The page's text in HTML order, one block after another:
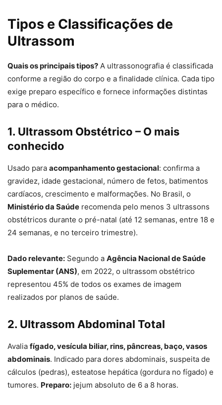
Tipos e Classificações de
Ultrassom
Quais os principais tipos? A ultrassonografia é classificada
conforme a região do corpo e a finalidade clínica. Cada tipo
exige preparo específico e fornece informações distintas
para o médico.
1. Ultrassom Obstétrico – O mais
conhecido
Usado para acompanhamento gestacional: confirma a
gravidez, idade gestacional, número de fetos, batimentos
cardíacos, crescimento e malformações. No Brasil, o
Ministério da Saúde recomenda pelo menos 3 ultrassons
obstétricos durante o pré-natal (até 12 semanas, entre 18 e
24 semanas, e no terceiro trimestre).
Dado relevante: Segundo a Agência Nacional de Saúde
Suplementar (ANS), em 2022, o ultrassom obstétrico
representou 45% de todos os exames de imagem
realizados por planos de saúde.
2. Ultrassom Abdominal Total
Avalia fígado, vesícula biliar, rins, pâncreas, baço, vasos
abdominais. Indicado para dores abdominais, suspeita de
cálculos (pedras), esteatose hepática (gordura no fígado) e
tumores. Preparo: jejum absoluto de 6 a 8 horas.